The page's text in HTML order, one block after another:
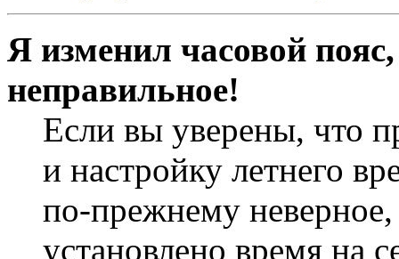
Я изменил часовой
неправильное!
Если вы уверены, что
и настройку летнего
по-прежнему неверное,
установлено время на